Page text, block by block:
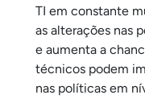
TI em constante
as alterações nas
e aumenta a
técnicos podem
nas políticas em